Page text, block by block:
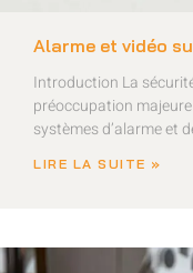
Alarme et vidéo
Introduction La
préoccupation
systèmes d’alarme et
LIRE LA SUITE »